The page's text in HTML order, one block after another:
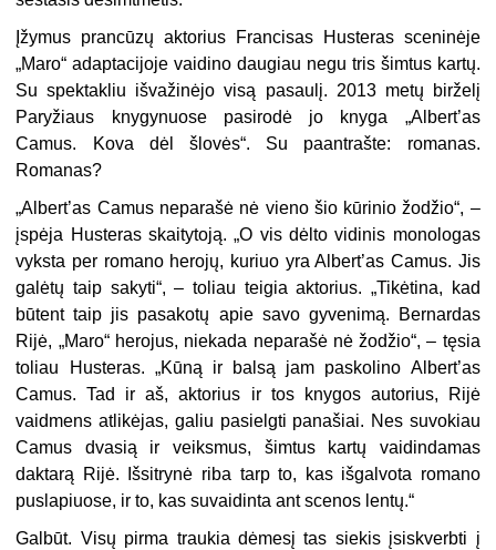
Įžymus prancūzų aktorius Francisas Husteras sceninėje
„Maro“ adaptacijoje vaidino daugiau negu tris šimtus kartų.
Su spektakliu išvažinėjo visą pasaulį. 2013 metų birželį
Paryžiaus knygynuose pasirodė jo knyga „Albert’as
Camus. Kova dėl šlovės“. Su paantrašte: romanas.
Romanas?
„Albert’as Camus neparašė nė vieno šio kūrinio žodžio“, –
įspėja Husteras skaitytoją. „O vis dėlto vidinis monologas
vyksta per romano herojų, kuriuo yra Albert’as Camus. Jis
galėtų taip sakyti“, – toliau teigia aktorius. „Tikėtina, kad
būtent taip jis pasakotų apie savo gyvenimą. Bernardas
Rijė, „Maro“ herojus, niekada neparašė nė žodžio“, – tęsia
toliau Husteras. „Kūną ir balsą jam paskolino Albert’as
Camus. Tad ir aš, aktorius ir tos knygos autorius, Rijė
vaidmens atlikėjas, galiu pasielgti panašiai. Nes suvokiau
Camus dvasią ir veiksmus, šimtus kartų vaidindamas
daktarą Rijė. Išsitrynė riba tarp to, kas išgalvota romano
puslapiuose, ir to, kas suvaidinta ant scenos lentų.“
Galbūt. Visų pirma traukia dėmesį tas siekis įsiskverbti į